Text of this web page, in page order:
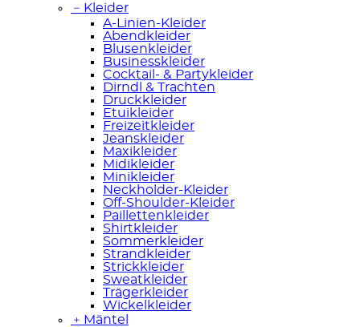
﹣ Kleider
A-Linien-Kleider
Abendkleider
Blusenkleider
Businesskleider
Cocktail- & Partykleider
Dirndl & Trachten
Druckkleider
Etuikleider
Freizeitkleider
Jeanskleider
Maxikleider
Midikleider
Minikleider
Neckholder-Kleider
Off-Shoulder-Kleider
Paillettenkleider
Shirtkleider
Sommerkleider
Strandkleider
Strickkleider
Sweatkleider
Trägerkleider
Wickelkleider
﹢ Mäntel